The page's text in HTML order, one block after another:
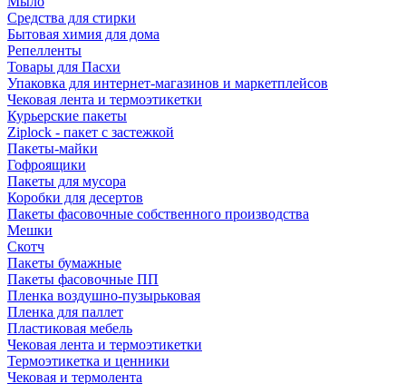
Средства для стирки
Бытовая химия для дома
Репелленты
Товары для Пасхи
Упаковка для интернет-магазинов и маркетплейсов
Чековая лента и термоэтикетки
Курьерские пакеты
Ziplock - пакет с застежкой
Пакеты-майки
Гофроящики
Пакеты для мусора
Коробки для десертов
Пакеты фасовочные собственного производства
Мешки
Скотч
Пакеты бумажные
Пакеты фасовочные ПП
Пленка воздушно-пузырьковая
Пленка для паллет
Пластиковая мебель
Чековая лента и термоэтикетки
Термоэтикетка и ценники
Чековая и термолента